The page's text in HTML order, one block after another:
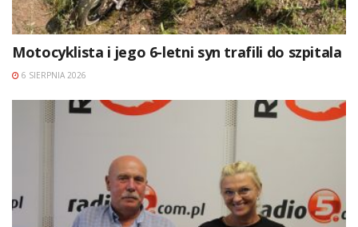
Motocyklista i jego 6-letni syn trafili do szpitala
6 SIERPNIA 2026